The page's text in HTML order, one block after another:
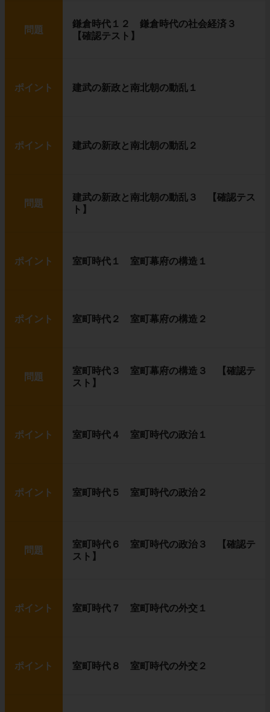
問題
鎌倉時代１２ 鎌倉時代の社会経済３
【確認テスト】
ポイント 建武の新政と南北朝の動乱１
ポイント 建武の新政と南北朝の動乱２
問題
建武の新政と南北朝の動乱３ 【確認テス
ト】
ポイント 室町時代１ 室町幕府の構造１
ポイント 室町時代２ 室町幕府の構造２
問題
室町時代３ 室町幕府の構造３ 【確認テ
スト】
ポイント 室町時代４ 室町時代の政治１
ポイント 室町時代５ 室町時代の政治２
問題
室町時代６ 室町時代の政治３ 【確認テ
スト】
ポイント 室町時代７ 室町時代の外交１
ポイント 室町時代８ 室町時代の外交２